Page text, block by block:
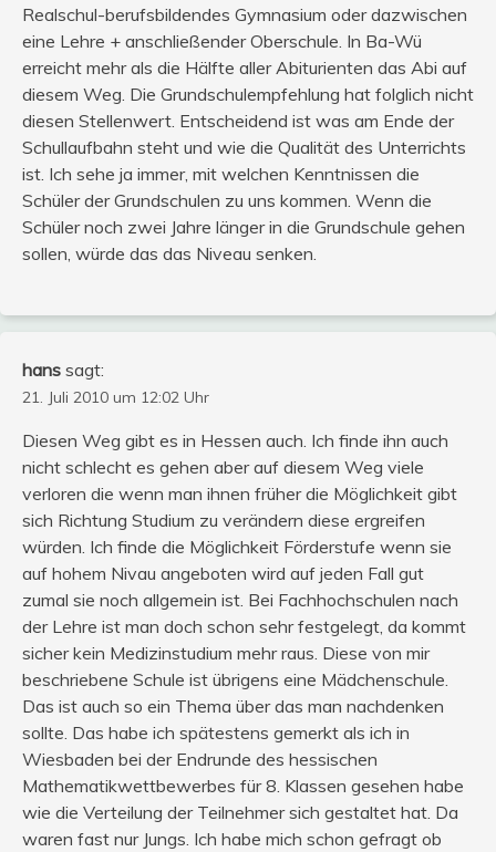
Realschul-berufsbildendes Gymnasium oder dazwischen
eine Lehre + anschließender Oberschule. In Ba-Wü
erreicht mehr als die Hälfte aller Abiturienten das Abi auf
diesem Weg. Die Grundschulempfehlung hat folglich nicht
diesen Stellenwert. Entscheidend ist was am Ende der
Schullaufbahn steht und wie die Qualität des Unterrichts
ist. Ich sehe ja immer, mit welchen Kenntnissen die
Schüler der Grundschulen zu uns kommen. Wenn die
Schüler noch zwei Jahre länger in die Grundschule gehen
sollen, würde das das Niveau senken.
hans sagt:
21. Juli 2010 um 12:02 Uhr
Diesen Weg gibt es in Hessen auch. Ich finde ihn auch
nicht schlecht es gehen aber auf diesem Weg viele
verloren die wenn man ihnen früher die Möglichkeit gibt
sich Richtung Studium zu verändern diese ergreifen
würden. Ich finde die Möglichkeit Förderstufe wenn sie
auf hohem Nivau angeboten wird auf jeden Fall gut
zumal sie noch allgemein ist. Bei Fachhochschulen nach
der Lehre ist man doch schon sehr festgelegt, da kommt
sicher kein Medizinstudium mehr raus. Diese von mir
beschriebene Schule ist übrigens eine Mädchenschule.
Das ist auch so ein Thema über das man nachdenken
sollte. Das habe ich spätestens gemerkt als ich in
Wiesbaden bei der Endrunde des hessischen
Mathematikwettbewerbes für 8. Klassen gesehen habe
wie die Verteilung der Teilnehmer sich gestaltet hat. Da
waren fast nur Jungs. Ich habe mich schon gefragt ob